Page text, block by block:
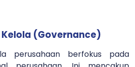
(Governance)
perusahaan berfokus pada